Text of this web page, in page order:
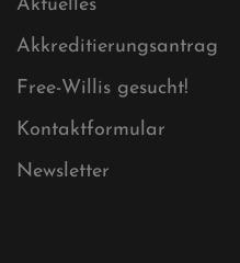
Sitemap
Sitemap XML
Cookies
Ski-Club
Mühlenkopfschanze